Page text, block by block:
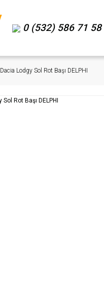
0 (532) 586 71 58
Dacia Lodgy Sol Rot Başı DELPHI